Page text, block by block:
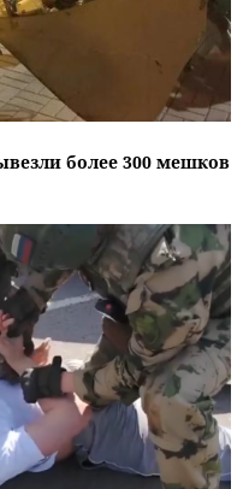
более 300 мешков